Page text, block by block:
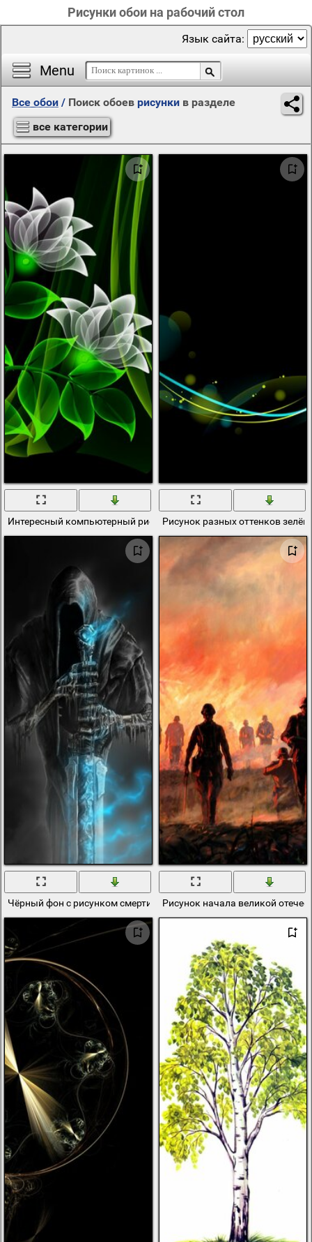
Рисунки обои на рабочий стол
Menu
Язык сайта:
Все обои / Поиск обоев рисунки в разделе
все категории
Интересный компьютерный рисунок цветовРисунок разных оттенков
Чёрный фон с рисунком смерти с мечом в руках
Рисунок начала великой